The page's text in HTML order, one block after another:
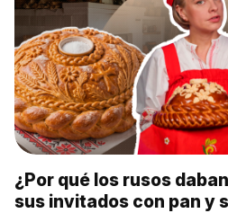
¿Por qué los rusos
sus invitados con pan y